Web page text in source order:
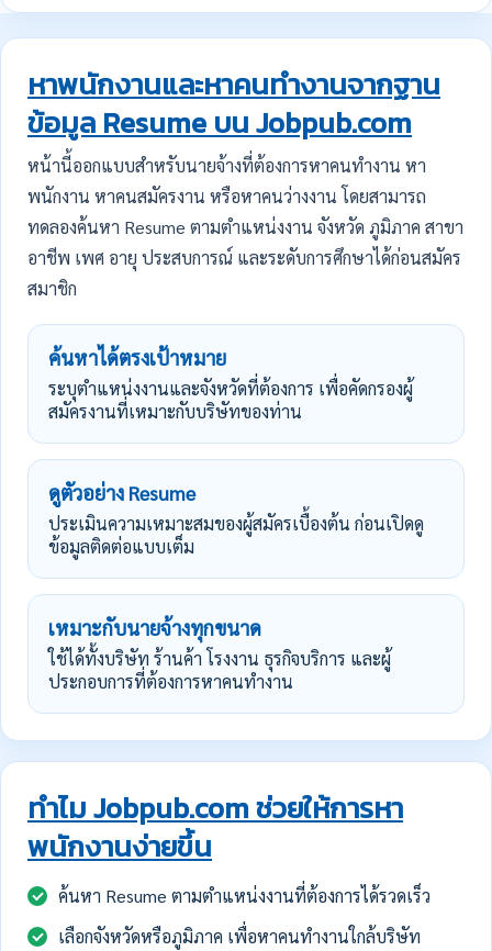
หาพนักงานและหาคนทำงานจากฐาน
ข้อมูล Resume บน Jobpub.com
หน้านี้ออกแบบสำหรับนายจ้างที่ต้องการหาคนทำงาน หา
พนักงาน หาคนสมัครงาน หรือหาคนว่างงาน โดยสามารถ
ทดลองค้นหา Resume ตามตำแหน่งงาน จังหวัด ภูมิภาค สาขา
อาชีพ เพศ อายุ ประสบการณ์ และระดับการศึกษาได้ก่อนสมัคร
สมาชิก
ค้นหาได้ตรงเป้าหมาย
ระบุตำแหน่งงานและจังหวัดที่ต้องการ เพื่อคัดกรองผู้
สมัครงานที่เหมาะกับบริษัทของท่าน
ดูตัวอย่าง Resume
ประเมินความเหมาะสมของผู้สมัครเบื้องต้น ก่อนเปิดดู
ข้อมูลติดต่อแบบเต็ม
เหมาะกับนายจ้างทุกขนาด
ใช้ได้ทั้งบริษัท ร้านค้า โรงงาน ธุรกิจบริการ และผู้
ประกอบการที่ต้องการหาคนทำงาน
ทำไม Jobpub.com ช่วยให้การหา
พนักงานง่ายขึ้น
ค้นหา Resume ตามตำแหน่งงานที่ต้องการได้รวดเร็ว
เลือกจังหวัดหรือภูมิภาค เพื่อหาคนทำงานใกล้บริษัท